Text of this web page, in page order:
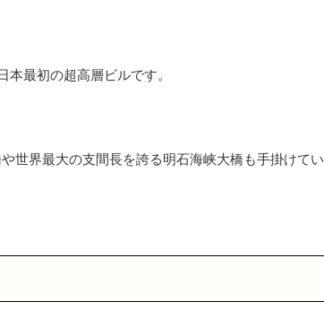
最初の超高層ビルです。
世界最大の支間長を誇る明石海峡大橋も手掛けてい